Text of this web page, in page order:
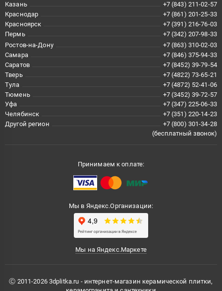
Казань
+7 (843) 211-02-57
Краснодар
+7 (861) 201-25-33
Красноярск
+7 (391) 216-76-03
Пермь
+7 (342) 207-98-33
Ростов-на-Дону
+7 (863) 310-02-03
Самара
+7 (846) 375-94-33
Саратов
+7 (8452) 39-79-54
Тверь
+7 (4822) 73-65-21
Тула
+7 (4872) 52-41-06
Тюмень
+7 (3452) 39-72-57
Уфа
+7 (347) 225-06-33
Челябинск
+7 (351) 220-14-23
Другой регион
+7 (800) 301-34-28
(бесплатный звонок)
Принимаем к оплате:
Мы в Яндекс.Организации:
Мы на Яндекс.Маркете
Ⓒ 2011-2026 3dplitka.ru - интернет-магазин керамической плитки,